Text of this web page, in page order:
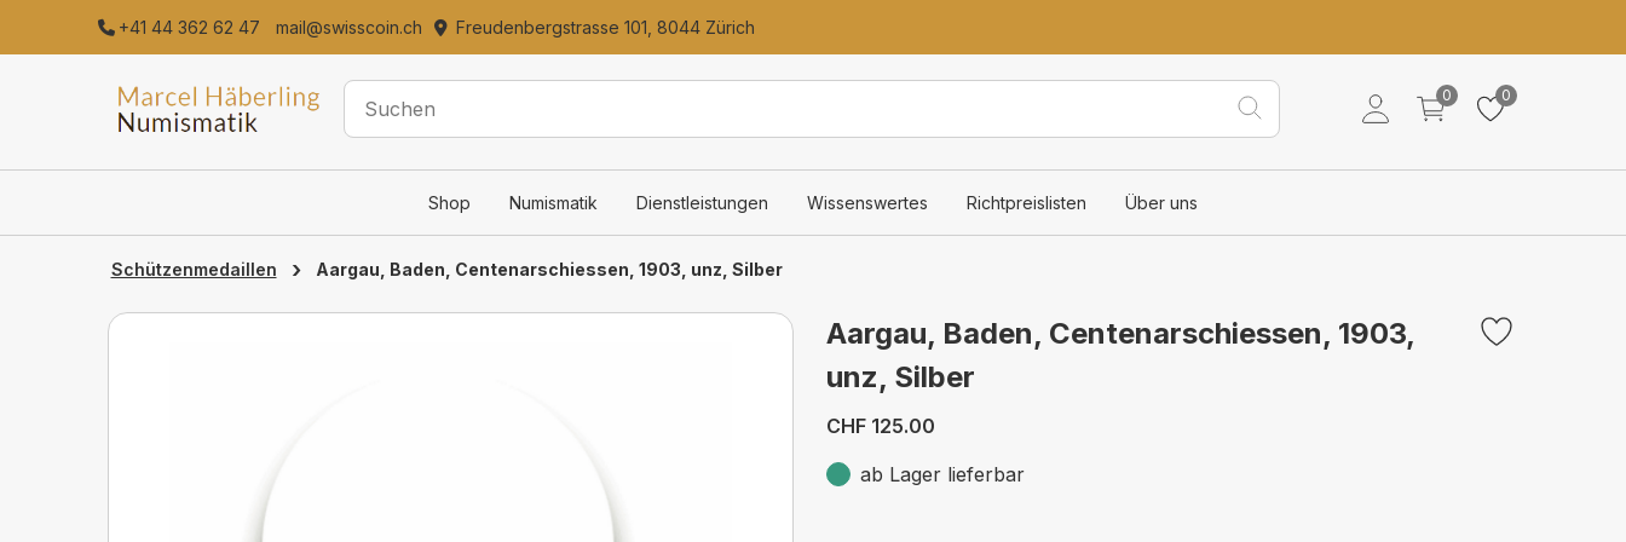
+41 44 362 62 47 mail@swisscoin.ch Freudenbergstrasse 101, 8044 Zürich
0
0
Shop Numismatik Dienstleistungen Wissenswertes Richtpreislisten Über uns
Schützenmedaillen › Aargau, Baden, Centenarschiessen, 1903, unz, Silber
Aargau, Baden, Centenarschiessen, 1903,
unz, Silber
CHF 125.00
ab Lager lieferbar